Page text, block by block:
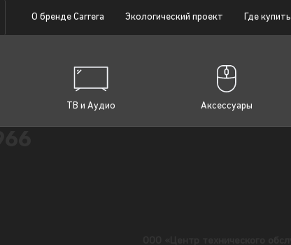
О бренде Carrera Экологический проект Где купить
ТВ и Аудио Аксессуары